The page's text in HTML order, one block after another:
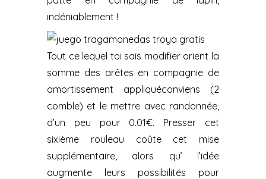
indéniablement !
Tout ce lequel toi sais modifier orient la
somme des arêtes en compagnie de
amortissement appliquéconviens (2
comble) et le mettre avec randonnée,
d’un peu pour 0.01€. Presser cet
sixième rouleau coûte cet mise
supplémentaire, alors qu’ l’idée
augmente leurs possibilités pour